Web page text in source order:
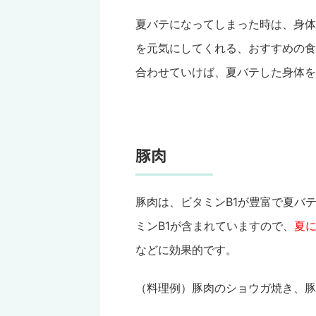
夏バテになってしまった時は、身
を元気にしてくれる、おすすめの
合わせていけば、夏バテした身体
豚肉
豚肉は、ビタミンB1が豊富で夏バ
ミンB1が含まれていますので、 夏
などに効果的です。
（料理例）豚肉のショウガ焼き